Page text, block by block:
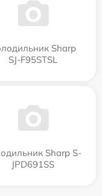
Sharp
SJ-F95STSL
Sharp S-
JPD691SS